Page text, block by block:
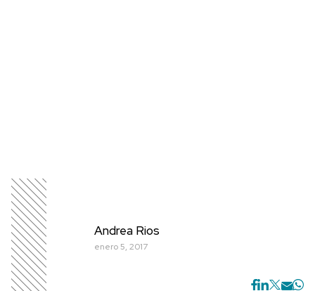
Andrea Rios
enero 5, 2017